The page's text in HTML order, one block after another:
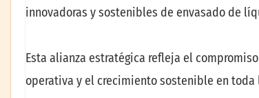
innovadoras y sostenibles de envasado de
Esta alianza estratégica refleja el
operativa y el crecimiento sostenible en